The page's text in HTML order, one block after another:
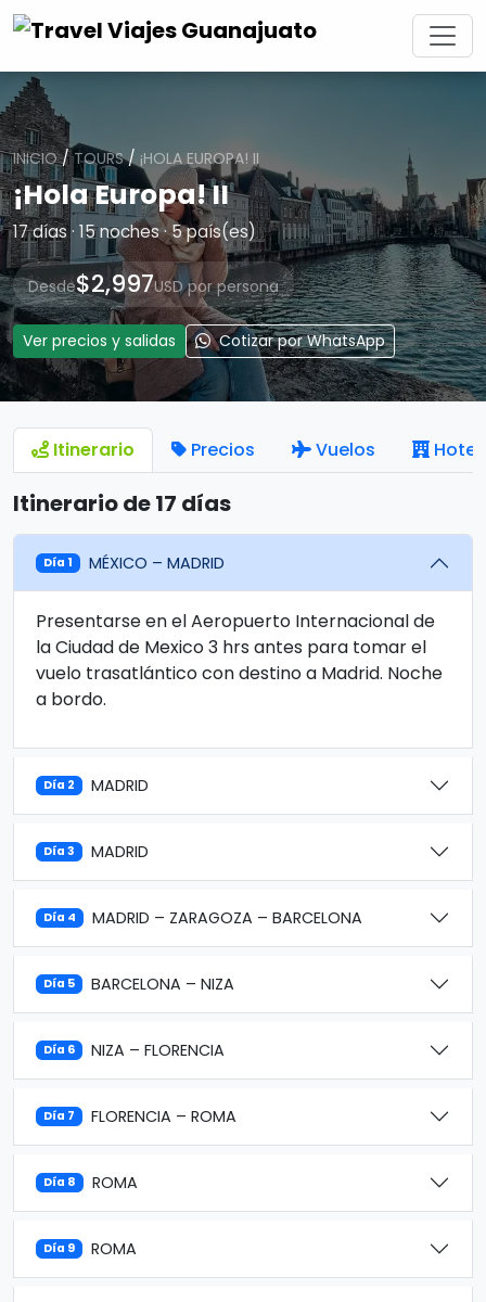
INICIO/TOURS/ ¡HOLA EUROPA! II
¡Hola Europa! II
17 días · 15 noches · 5 país(es)
Desde$2,997USD por persona
Ver precios y salidas Cotizar por WhatsApp
Itinerario Precios Vuelos
Itinerario de 17 días
Día 1 MÉXICO – MADRID
Presentarse en el Aeropuerto Internacional de
la Ciudad de Mexico 3 hrs antes para tomar el
vuelo trasatlántico con destino a Madrid. Noche
a bordo.
Día 2 MADRID
Día 3 MADRID
Día 4 MADRID – ZARAGOZA – BARCELONA
Día 5 BARCELONA – NIZA
Día 6 NIZA – FLORENCIA
Día 7 FLORENCIA – ROMA
Día 8 ROMA
Día 9 ROMA